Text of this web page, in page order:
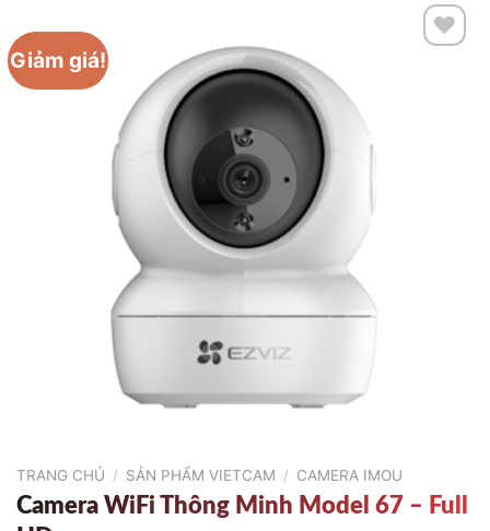
Giảm giá!
TRANG CHỦ / SẢN PHẨM VIETCAM / CAMERA IMOU
Camera WiFi Thông Minh Model 67 – Full